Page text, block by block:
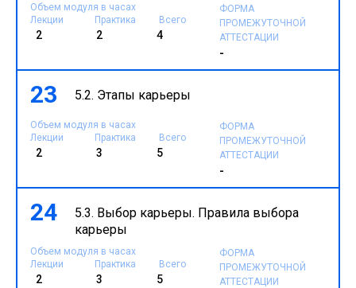
Объем модуля в часах
Лекции
Практика Всего
2 2 4
ФОРМА
ПРОМЕЖУТОЧНОЙ
АТТЕСТАЦИИ
-
23 5.2. Этапы карьеры
Объем модуля в часах
Лекции
Практика Всего
2 3 5
ФОРМА
ПРОМЕЖУТОЧНОЙ
АТТЕСТАЦИИ
-
24
5.3. Выбор карьеры. Правила выбора
карьеры
Объем модуля в часах
Лекции
Практика Всего
2 3 5
ФОРМА
ПРОМЕЖУТОЧНОЙ
АТТЕСТАЦИИ